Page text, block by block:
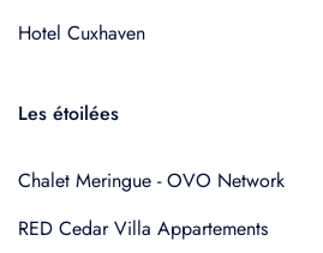
Hotel Cuxhaven
Les étoilées
Chalet Meringue - OVO Network
RED Cedar Villa Appartements